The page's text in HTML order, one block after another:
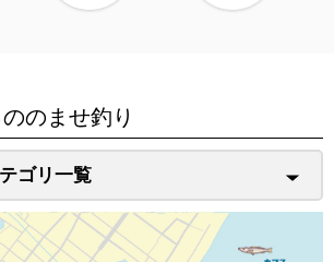
のませ釣り
ゴリ一覧